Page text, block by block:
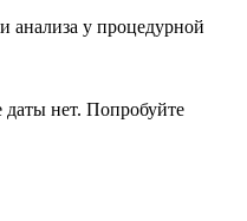
анализа у процедурной
нет. Попробуйте